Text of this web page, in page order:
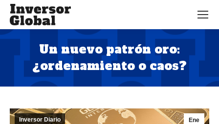
Un nuevo patrón oro:
¿ordenamiento o caos?
Estás aquí:
Ene
Inversor Diario